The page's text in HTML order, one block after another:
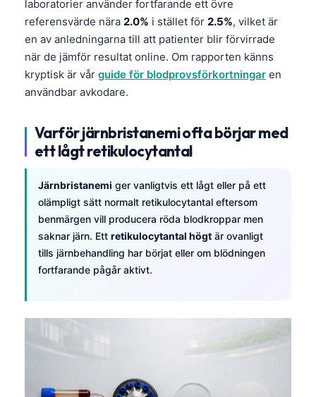
laboratorier använder fortfarande ett övre
referensvärde nära 2.0% i stället för 2.5%, vilket är
en av anledningarna till att patienter blir förvirrade
när de jämför resultat online. Om rapporten känns
kryptisk är vår guide för blodprovsförkortningar en
användbar avkodare.
Varför järnbristanemi ofta börjar med
ett lågt retikulocytantal
Järnbristanemi ger vanligtvis ett lågt eller på ett
olämpligt sätt normalt retikulocytantal eftersom
benmärgen vill producera röda blodkroppar men
saknar järn. Ett retikulocytantal högt är ovanligt
tills järnbehandling har börjat eller om blödningen
fortfarande pågår aktivt.